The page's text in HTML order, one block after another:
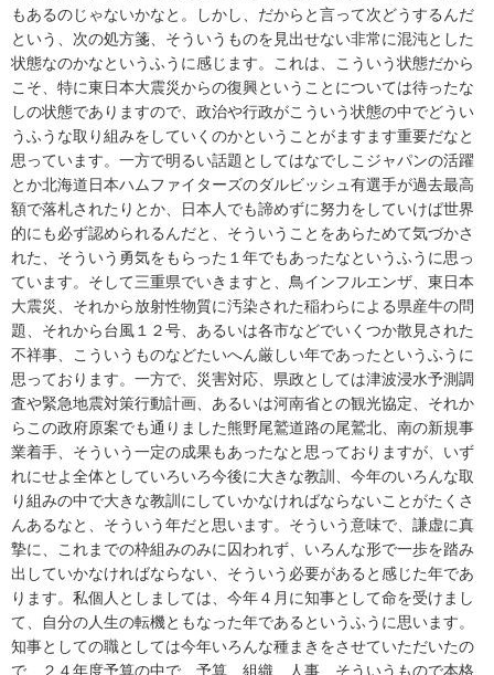
もあるのじゃないかなと。しかし、だからと言って次どうするんだ
という、次の処方箋、そういうものを見出せない非常に混沌とした
状態なのかなというふうに感じます。これは、こういう状態だから
こそ、特に東日本大震災からの復興ということについては待ったな
しの状態でありますので、政治や行政がこういう状態の中でどうい
うふうな取り組みをしていくのかということがますます重要だなと
思っています。一方で明るい話題としてはなでしこジャパンの活躍
とか北海道日本ハムファイターズのダルビッシュ有選手が過去最高
額で落札されたりとか、日本人でも諦めずに努力をしていけば世界
的にも必ず認められるんだと、そういうことをあらためて気づかさ
れた、そういう勇気をもらった１年でもあったなというふうに思っ
ています。そして三重県でいきますと、鳥インフルエンザ、東日本
大震災、それから放射性物質に汚染された稲わらによる県産牛の問
題、それから台風１２号、あるいは各市などでいくつか散見された
不祥事、こういうものなどたいへん厳しい年であったというふうに
思っております。一方で、災害対応、県政としては津波浸水予測調
査や緊急地震対策行動計画、あるいは河南省との観光協定、それか
らこの政府原案でも通りました熊野尾鷲道路の尾鷲北、南の新規事
業着手、そういう一定の成果もあったなと思っておりますが、いず
れにせよ全体としていろいろ今後に大きな教訓、今年のいろんな取
り組みの中で大きな教訓にしていかなければならないことがたくさ
んあるなと、そういう年だと思います。そういう意味で、謙虚に真
摯に、これまでの枠組みのみに囚われず、いろんな形で一歩を踏み
出していかなければならない、そういう必要があると感じた年であ
ります。私個人としましては、今年４月に知事として命を受けまし
て、自分の人生の転機ともなった年であるというふうに思います。
知事としての職としては今年いろんな種まきをさせていただいたの
で、２４年度予算の中で、予算、組織、人事、そういうもので本格